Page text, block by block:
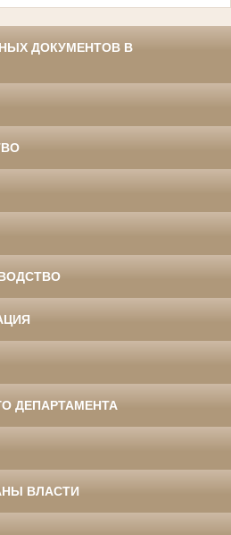
ДОКУМЕНТОВ В
ДЕПАРТАМЕНТА
ВЛАСТИ